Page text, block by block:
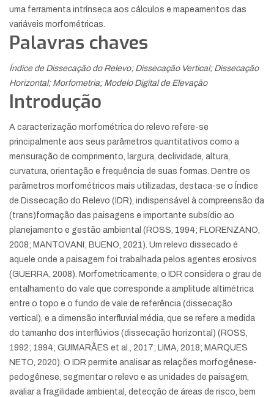
uma ferramenta intrínseca aos cálculos e mapeamentos das
variáveis morfométricas.
Palavras chaves
Índice de Dissecação do Relevo; Dissecação Vertical; Dissecação
Horizontal; Morfometria; Modelo Digital de Elevação
Introdução
A caracterização morfométrica do relevo refere-se
principalmente aos seus parâmetros quantitativos como a
mensuração de comprimento, largura, declividade, altura,
curvatura, orientação e frequência de suas formas. Dentre os
parâmetros morfométricos mais utilizadas, destaca-se o Índice
de Dissecação do Relevo (IDR), indispensável à compreensão da
(trans)formação das paisagens e importante subsídio ao
planejamento e gestão ambiental (ROSS, 1994; FLORENZANO,
2008; MANTOVANI; BUENO, 2021). Um relevo dissecado é
aquele onde a paisagem foi trabalhada pelos agentes erosivos
(GUERRA, 2008). Morfometricamente, o IDR considera o grau de
entalhamento do vale que corresponde a amplitude altimétrica
entre o topo e o fundo de vale de referência (dissecação
vertical), e a dimensão interfluvial média, que se refere a medida
do tamanho dos interflúvios (dissecação horizontal) (ROSS,
1992; 1994; GUIMARÃES et al., 2017; LIMA, 2018; MARQUES
NETO, 2020). O IDR permite analisar as relações morfogênese-
pedogênese, segmentar o relevo e as unidades de paisagem,
avaliar a fragilidade ambiental, detecção de áreas de risco, bem